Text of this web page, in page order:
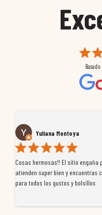
Yuliana Montoya
Cosas hermosas!! El sitio engaña
atienden super bien y encuentras
para todos los gustos y bolsillos